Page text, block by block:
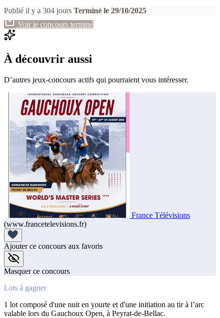
Publié il y a 304 jours Terminé le 29/10/2025
Voir le concours terminé
À découvrir aussi
D’autres jeux-concours actifs qui pourraient vous intéresser.
France Télévisions
(www.francetelevisions.fr)
Ajouter ce concours aux favoris
Masquer ce concours
Lots à gagner
1 lot composé d'une nuit en yourte et d'une initiation au tir à l’arc
valable lors du Gauchoux Open, à Peyrat-de-Bellac.